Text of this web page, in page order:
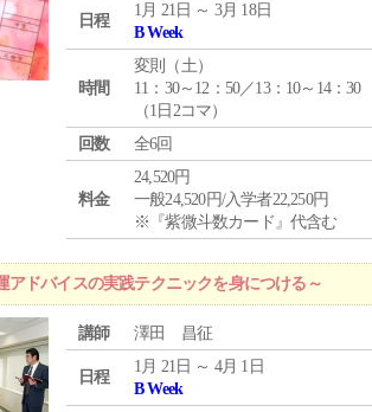
日程
1月 21日 ～ 3月 18日
B Week
時間
変則（土）
11：30～12：50／13：10～14：30
（1日2コマ）
回数
全6回
料金
24,520円
一般24,520円/入学者22,250円
※『紫微斗数カード』代含む
ドバイスの実践テクニックを身につける～
講師 澤田 昌征
日程
1月 21日 ～ 4月 1日
B Week